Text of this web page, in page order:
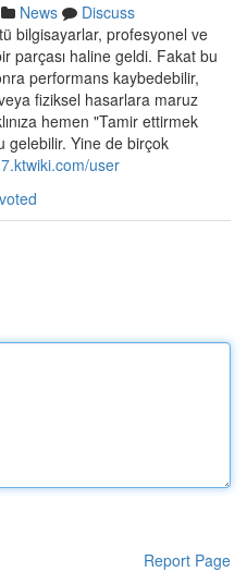
News
Discuss
bilgisayarlar, profesyonel ve
parçası haline geldi. Fakat bu
performans kaybedebilir,
fiziksel hasarlara maruz
hemen "Tamir ettirmek
gelebilir. Yine de birçok
user
Report Page